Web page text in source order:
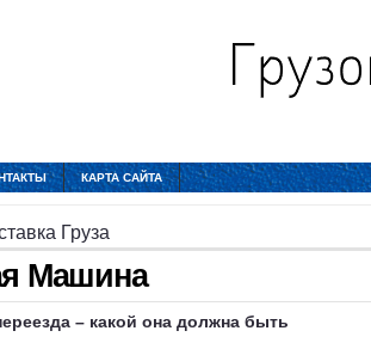
КАРТА САЙТА
Груза
Машина
– какой она должна быть